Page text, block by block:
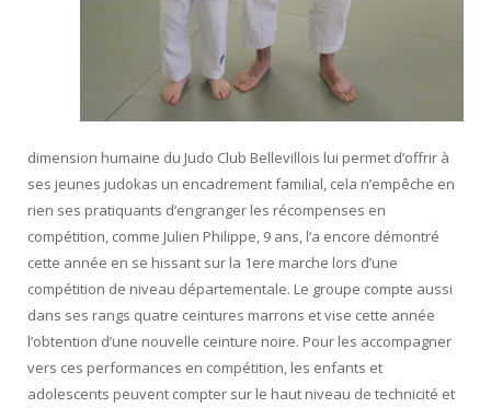
dimension humaine du Judo Club Bellevillois lui permet d’offrir à
ses jeunes judokas un encadrement familial, cela n’empêche en
rien ses pratiquants d’engranger les récompenses en
compétition, comme Julien Philippe, 9 ans, l’a encore démontré
cette année en se hissant sur la 1ere marche lors d’une
compétition de niveau départementale. Le groupe compte aussi
dans ses rangs quatre ceintures marrons et vise cette année
l’obtention d’une nouvelle ceinture noire. Pour les accompagner
vers ces performances en compétition, les enfants et
adolescents peuvent compter sur le haut niveau de technicité et